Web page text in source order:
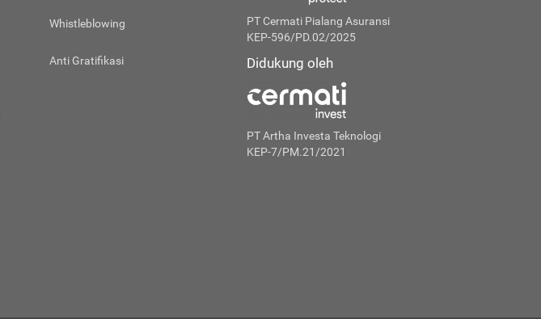
Whistleblowing
Anti Gratifikasi
PT Cermati Pialang Asuransi
KEP-596/PD.02/2025
Didukung oleh
PT Artha Investa Teknologi
KEP-7/PM.21/2021